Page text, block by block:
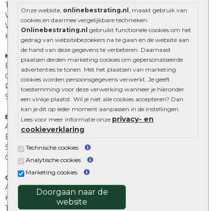
Onze website, onlinebestrating.nl , maakt gebruik van
cookies en daarmee vergelijkbare technieken.
Onlinebestrating.nl gebruikt functionele cookies om het
gedrag van websitebezoekers na te gaan en de website aan
de hand van deze gegevens te verbeteren. Daarnaast
plaatsen derden marketing cookies om gepersonaliseerde
advertenties te tonen. Met het plaatsen van marketing
cookies worden persoonsgegevens verwerkt. Je geeft
toestemming voor deze verwerking wanneer je hieronder
een vinkje plaatst. Wil je niet alle cookies accepteren? Dan
kan je dit op ieder moment aanpassen in de instellingen.
Lees voor meer informatie onze privacy- en
cookieverklaring.
Technische cookies
Analytische cookies
Marketing cookies
Doorgaan naar de
website
Tuinstenen
Waalformaat
Wildverband bestrating
Kingstones
Muurelementen
Betonbielzen
Opsluitbanden
Palissades
Stapelblokken
Extra benodigdheden
Afwatering en diversen
Beplantings en betonelementen
Split, grind en zand
Oprit tegels
Overig
Aanbiedingen
Kunstgras
Tuintegels outlet